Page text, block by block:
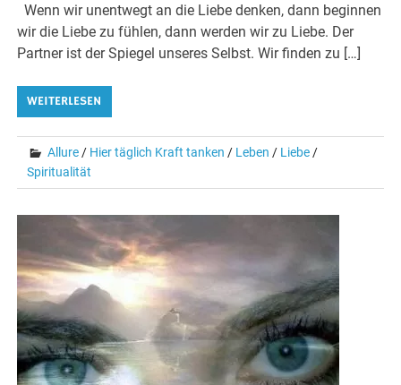
Wenn wir unentwegt an die Liebe denken, dann beginnen
wir die Liebe zu fühlen, dann werden wir zu Liebe. Der
Partner ist der Spiegel unseres Selbst. Wir finden zu […]
WEITERLESEN
Allure / Hier täglich Kraft tanken / Leben / Liebe /
Spiritualität